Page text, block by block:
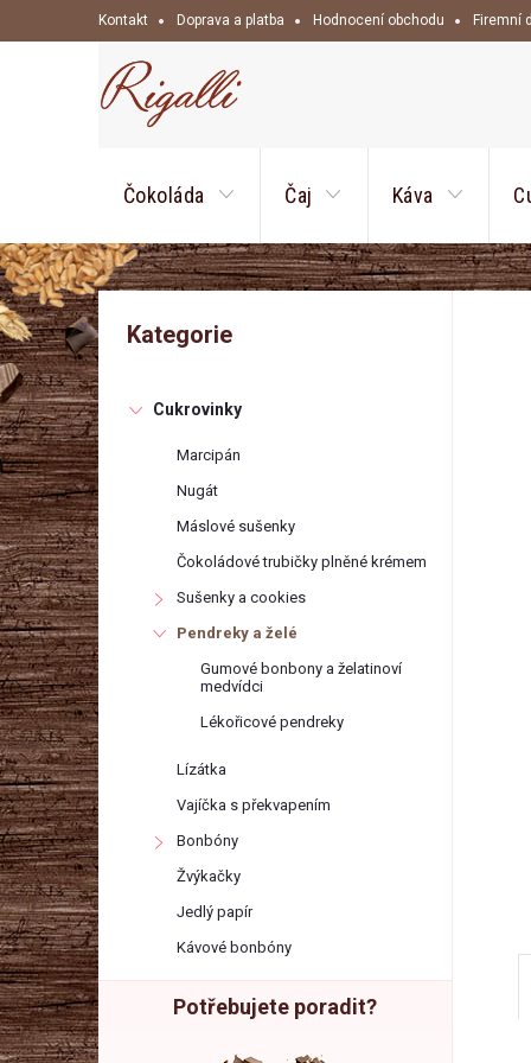
na
Kontakt Doprava a platba Hodnocení obchodu Firemní
Čokoláda Čaj Káva
P
o
s
t
r
a
n
n
í
p
a
n
e
Přeskočit
kategorie
Kategorie
Cukrovinky
Marcipán
Nugát
Máslové sušenky
Čokoládové trubičky plněné krémem
Sušenky a cookies
Pendreky a želé
Gumové bonbony a želatinoví
medvídci
Lékořicové pendreky
Lízátka
Vajíčka s překvapením
Bonbóny
Žvýkačky
Jedlý papír
Kávové bonbóny
Potřebujete poradit?